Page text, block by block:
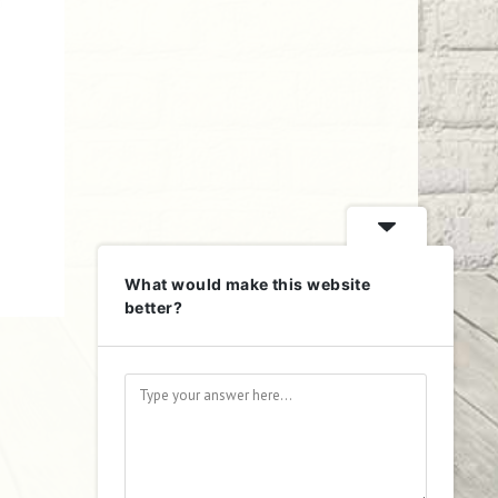
What would make this website
better?